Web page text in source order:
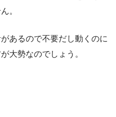
。
あるので不要だし動くのに
大勢なのでしょう。